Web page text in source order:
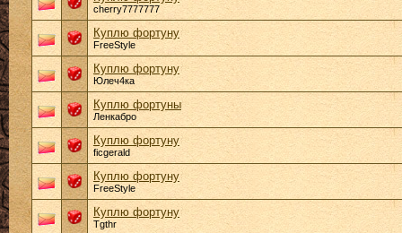
cherry7777777
Куплю фортуну
FreeStyle
Куплю фортуну
Юлеч4ка
Куплю фортуны
Ленкабро
Куплю фортуну
ficgerald
Куплю фортуну
FreeStyle
Куплю фортуну
Tgthr